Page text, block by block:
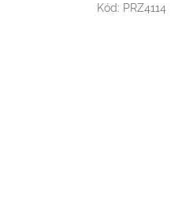
Kód: PRZ4114